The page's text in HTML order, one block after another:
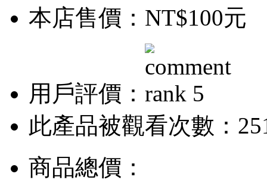
本店售價： NT$100元
用戶評價：
此產品被觀看次數：
商品總價：